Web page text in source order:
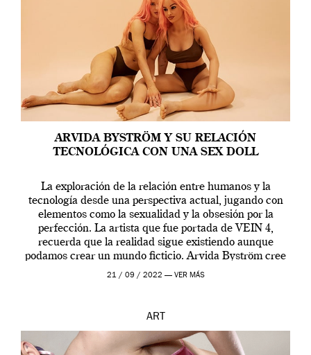
ARVIDA BYSTRÖM Y SU RELACIÓN
TECNOLÓGICA CON UNA SEX DOLL
La exploración de la relación entre humanos y la
tecnología desde una perspectiva actual, jugando con
elementos como la sexualidad y la obsesión por la
perfección. La artista que fue portada de VEIN 4,
recuerda que la realidad sigue existiendo aunque
podamos crear un mundo ficticio. Arvida Byström cree
que los humanos tienen un complejo […]
21 / 09 / 2022 — VER MÁS
ART